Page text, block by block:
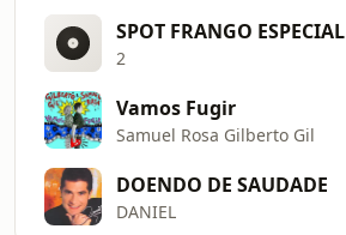
SPOT FRANGO ESPECIAL
2
Vamos Fugir
Samuel Rosa Gilberto Gil
DOENDO DE SAUDADE
DANIEL